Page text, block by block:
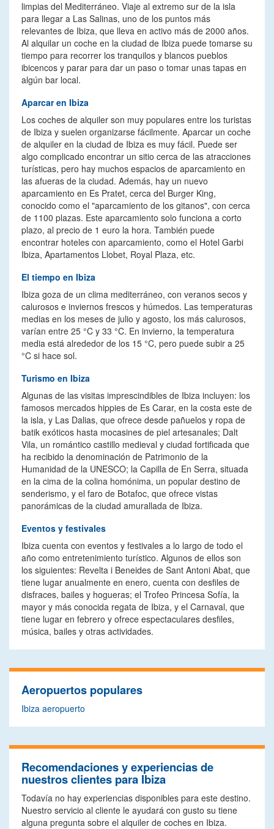
limpias del Mediterráneo. Viaje al extremo sur de la isla
para llegar a Las Salinas, uno de los puntos más
relevantes de Ibiza, que lleva en activo más de 2000 años.
Al alquilar un coche en la ciudad de Ibiza puede tomarse su
tiempo para recorrer los tranquilos y blancos pueblos
ibicencos y parar para dar un paso o tomar unas tapas en
algún bar local.
Aparcar en Ibiza
Los coches de alquiler son muy populares entre los turistas
de Ibiza y suelen organizarse fácilmente. Aparcar un coche
de alquiler en la ciudad de Ibiza es muy fácil. Puede ser
algo complicado encontrar un sitio cerca de las atracciones
turísticas, pero hay muchos espacios de aparcamiento en
las afueras de la ciudad. Además, hay un nuevo
aparcamiento en Es Pratet, cerca del Burger King,
conocido como el "aparcamiento de los gitanos", con cerca
de 1100 plazas. Este aparcamiento solo funciona a corto
plazo, al precio de 1 euro la hora. También puede
encontrar hoteles con aparcamiento, como el Hotel Garbi
Ibiza, Apartamentos Llobet, Royal Plaza, etc.
El tiempo en Ibiza
Ibiza goza de un clima mediterráneo, con veranos secos y
calurosos e inviernos frescos y húmedos. Las temperaturas
medias en los meses de julio y agosto, los más calurosos,
varían entre 25 °C y 33 °C. En invierno, la temperatura
media está alrededor de los 15 °C, pero puede subir a 25
°C si hace sol.
Turismo en Ibiza
Algunas de las visitas imprescindibles de Ibiza incluyen: los
famosos mercados hippies de Es Carar, en la costa este de
la isla, y Las Dalias, que ofrece desde pañuelos y ropa de
batik exóticos hasta mocasines de piel artesanales; Dalt
Vila, un romántico castillo medieval y ciudad fortificada que
ha recibido la denominación de Patrimonio de la
Humanidad de la UNESCO; la Capilla de En Serra, situada
en la cima de la colina homónima, un popular destino de
senderismo, y el faro de Botafoc, que ofrece vistas
panorámicas de la ciudad amurallada de Ibiza.
Eventos y festivales
Ibiza cuenta con eventos y festivales a lo largo de todo el
año como entretenimiento turístico. Algunos de ellos son
los siguientes: Revelta i Beneides de Sant Antoni Abat, que
tiene lugar anualmente en enero, cuenta con desfiles de
disfraces, bailes y hogueras; el Trofeo Princesa Sofía, la
mayor y más conocida regata de Ibiza, y el Carnaval, que
tiene lugar en febrero y ofrece espectaculares desfiles,
música, bailes y otras actividades.
Aeropuertos populares
Ibiza aeropuerto
Recomendaciones y experiencias de
nuestros clientes para Ibiza
Todavía no hay experiencias disponibles para este destino.
Nuestro servicio al cliente le ayudará con gusto su tiene
alguna pregunta sobre el alquiler de coches en Ibiza.